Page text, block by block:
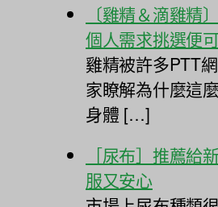
〔雞精＆滴雞
個人需求挑選便
雞精被許多PTT
家瞭解為什麼這
身體 […]
［尿布］推薦
服又安心